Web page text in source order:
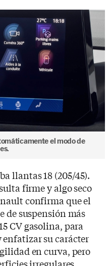
el modo de
llantas 18 (205/45).
firme y algo seco
confirma que el
de suspensión más
CV gasolina, para
enfatizar su carácter
en curva, pero
irregulares.